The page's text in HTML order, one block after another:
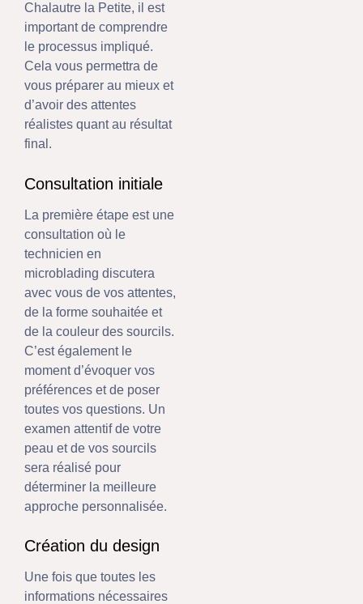
Chalautre la Petite, il est
important de comprendre
le processus impliqué.
Cela vous permettra de
vous préparer au mieux et
d’avoir des attentes
réalistes quant au résultat
final.
Consultation initiale
La première étape est une
consultation où le
technicien en
microblading discutera
avec vous de vos attentes,
de la forme souhaitée et
de la couleur des sourcils.
C’est également le
moment d’évoquer vos
préférences et de poser
toutes vos questions. Un
examen attentif de votre
peau et de vos sourcils
sera réalisé pour
déterminer la meilleure
approche personnalisée.
Création du design
Une fois que toutes les
informations nécessaires